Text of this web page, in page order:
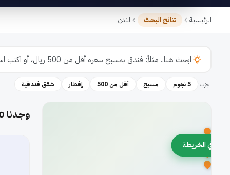
الرئيسية نتائج البحث لندن
جرّب: 5 نجوم مسبح أقل من 500 إفطار شقق فندقية
في الخريطة
وجدنا